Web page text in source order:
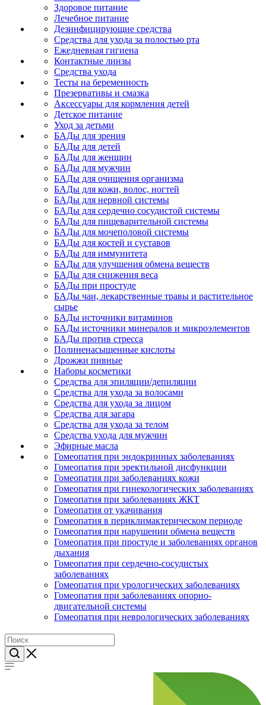
Здоровое питание
Лечебное питание
Дезинфицирующие средства
Средства для ухода за полостью рта
Ежедневная гигиена
Контактные линзы
Средства ухода
Тесты на беременность
Презервативы и смазка
Аксессуары для кормления детей
Детское питание
Уход за детьми
БАДы для зрения
БАДы для детей
БАДы для женщин
БАДы для мужчин
БАДы для очищения организма
БАДы для кожи, волос, ногтей
БАДы для нервной системы
БАДы для сердечно сосудистой системы
БАДы для пищеварительной системы
БАДы для мочеполовой системы
БАДы для костей и суставов
БАДы для иммунитета
БАДы для улучшения обмена веществ
БАДы для снижения веса
БАДы при простуде
БАДы чаи, лекарственные травы и растительное
сырье
БАДы источники витаминов
БАДы источники минералов и микроэлементов
БАДы против стресса
Полиненасыщенные кислоты
Дрожжи пивные
Наборы косметики
Средства для эпиляции/депиляции
Средства для ухода за волосами
Средства для ухода за лицом
Средства для загара
Средства для ухода за телом
Средства ухода для мужчин
Эфирные масла
Гомеопатия при эндокринных заболеваниях
Гомеопатия при эректильной дисфункции
Гомеопатия при заболеваниях кожи
Гомеопатия при гинекологических заболеваниях
Гомеопатия при заболеваниях ЖКТ
Гомеопатия от укачивания
Гомеопатия в периклимактерическом периоде
Гомеопатия при нарушении обмена веществ
Гомеопатия при простуде и заболеваниях органов
дыхания
Гомеопатия при сердечно-сосудистых
заболеваниях
Гомеопатия при урологических заболеваниях
Гомеопатия при заболеваниях опорно-
двигательной системы
Гомеопатия при неврологических заболеваниях